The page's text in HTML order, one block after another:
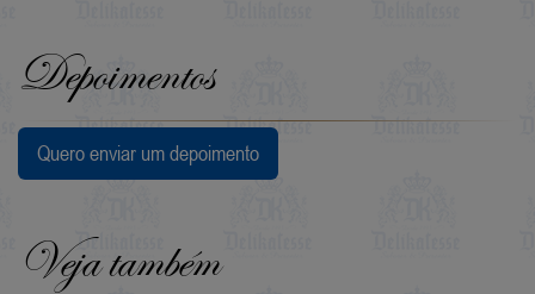
Depoimentos
Quero enviar um depoimento
Veja também